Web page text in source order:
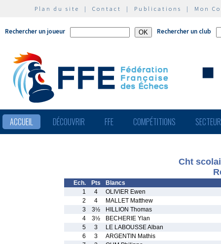
Plan du site | Contact | Publications | Mon
Rechercher un joueur Rechercher un club
ACCUEIL DÉCOUVRIR FFE COMPÉTITIONS
Cht
Ech. Pts
Blancs
1
4
OLIVIER Ewen
2
4
MALLET Matthew
3
3½
HILLION Thomas
4
3½
BECHERIE Ylan
5
3
LE LABOUSSE Alban
6
3
ARGENTIN Mathis